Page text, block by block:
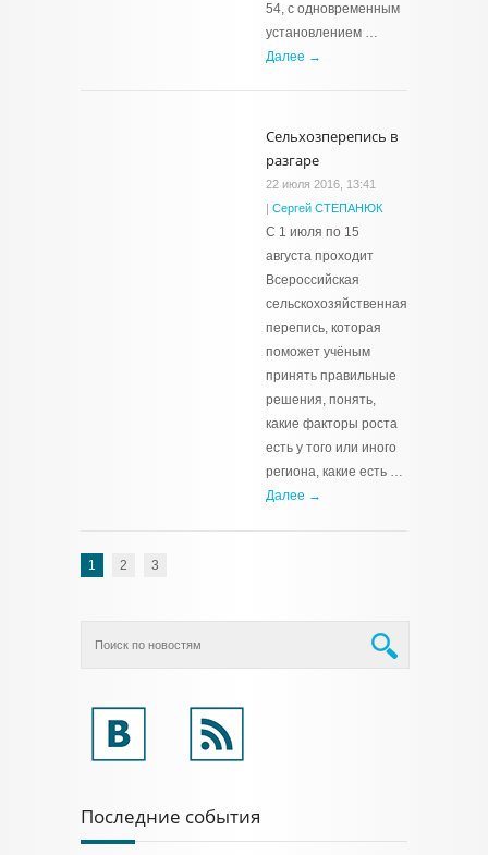
54, с одновременным
установлением …
Далее →
Сельхозперепись в
разгаре
22 июля 2016, 13:41
| Сергей СТЕПАНЮК
С 1 июля по 15
августа проходит
Всероссийская
сельскохозяйственная
перепись, которая
поможет учёным
принять правильные
решения, понять,
какие факторы роста
есть у того или иного
региона, какие есть …
Далее →
1 2 3
Последние события